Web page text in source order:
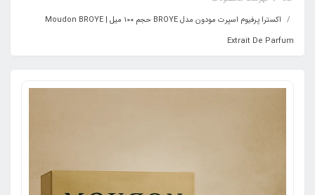
اکسترا پرفیوم اسپرت مودون مدل BROYE حجم ۱۰۰ میل | Moudon BROYE
Extrait De Parfum